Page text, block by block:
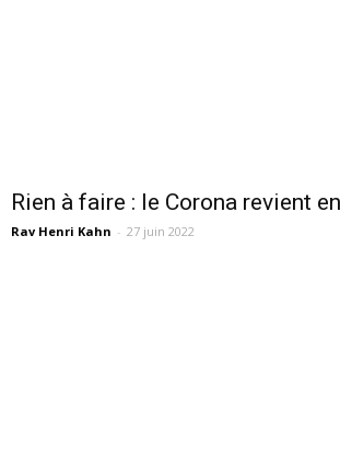
Rien à faire : le Corona revient
Rav Henri Kahn - 27 juin 2022